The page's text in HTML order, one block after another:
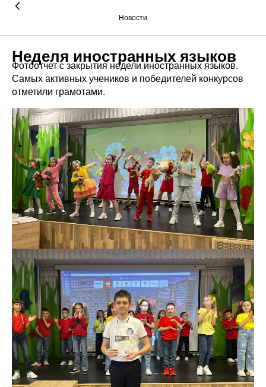
Новости
Неделя иностранных языков
Фотоотчет с закрытия недели иностранных языков.
Самых активных учеников и победителей конкурсов
отметили грамотами.